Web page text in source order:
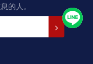
的人。